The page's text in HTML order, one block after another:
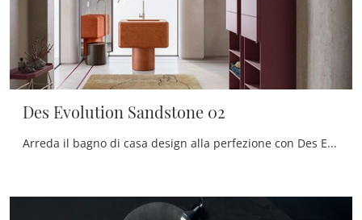
Des Evolution Sandstone 02
Arreda il bagno di casa design alla perfezione con Des Evolution Sandstone 02, sanitari e oggetti in resina minerale di Cerasa.